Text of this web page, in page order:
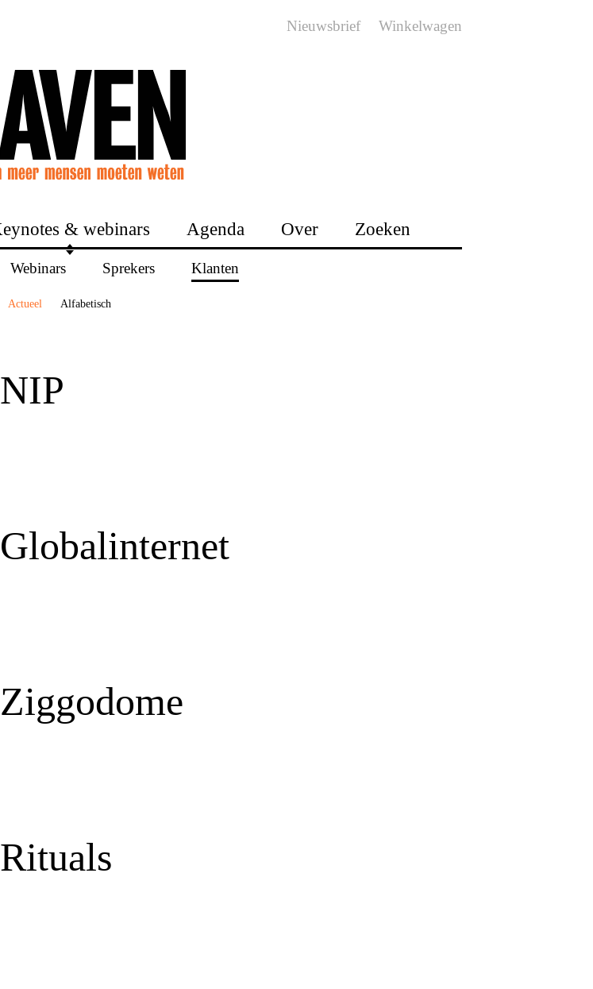
Nieuwsbrief Winkelwagen
& webinars
Webinars Sprekers Klanten
Agenda Over Zoeken
Actueel Alfabetisch
NIP
Globalinternet
Ziggodome
Rituals